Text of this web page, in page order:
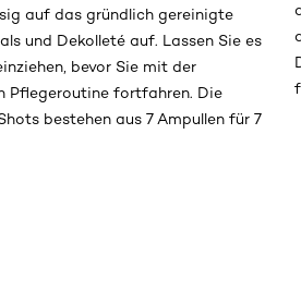
auf das gründlich gereinigte
und Dekolleté auf. Lassen Sie es
bevor Sie mit der
Pflegeroutine fortfahren. Die
bestehen aus 7 Ampullen für 7